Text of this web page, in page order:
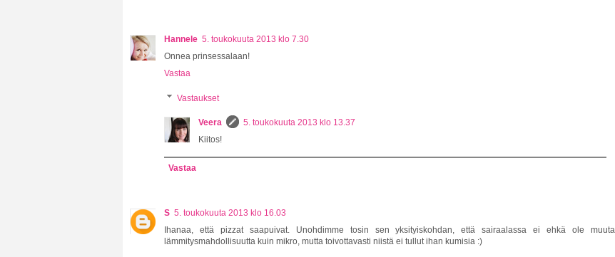
Hannele 5. toukokuuta 2013 klo 7.30
Onnea prinsessalaan!
Vastaa
Vastaukset
Veera
5. toukokuuta 2013 klo 13.37
Kiitos!
Vastaa
S 5. toukokuuta 2013 klo 16.03
Ihanaa, että pizzat saapuivat. Unohdimme tosin sen yksityiskohdan, että sairaalassa ei ehkä ole muuta
lämmitysmahdollisuutta kuin mikro, mutta toivottavasti niistä ei tullut ihan kumisia :)